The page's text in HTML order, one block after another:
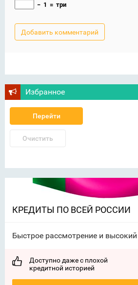
− 1 = три
Избранное
Перейти
Очистить
КРЕДИТЫ ПО ВСЕЙ РОССИИ
Быстрое рассмотрение и
Доступно даже с плохой
кредитной историей